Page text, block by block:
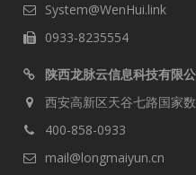
System@WenHui.link
0933-8235554
陕西龙脉云信息科技有限
西安高新区天谷七路国家
400-858-0933
mail@longmaiyun.cn